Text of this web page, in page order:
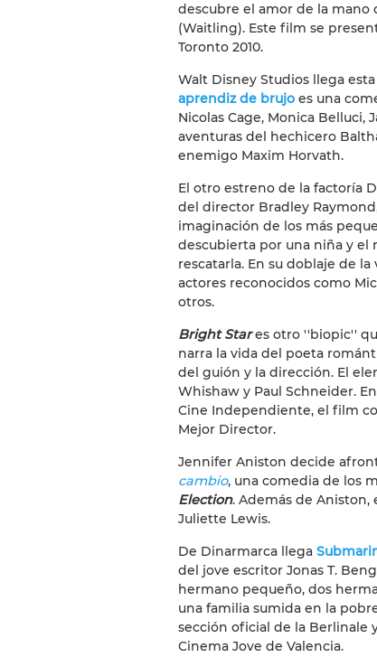
descubre el amor de la mano
(Waitling). Este film se
Toronto 2010.
Walt Disney Studios llega
aprendiz de brujo es una
Nicolas Cage, Monica Belluci,
aventuras del hechicero
enemigo Maxim Horvath.
El otro estreno de la factoría
del director Bradley
imaginación de los más
descubierta por una niña y el
rescatarla. En su doblaje de
actores reconocidos como
otros.
Bright Stares otro ''biopic''
narra la vida del poeta
del guión y la dirección. El
Whishaw y Paul Schneider.
Cine Independiente, el film
Mejor Director.
Jennifer Aniston decide
cambio, una comedia de los
Election. Además de
Juliette Lewis.
De Dinarmarca llega
del jove escritor Jonas T.
hermano pequeño, dos
una familia sumida en la
sección oficial de la Berlinale
Cinema Jove de Valencia.